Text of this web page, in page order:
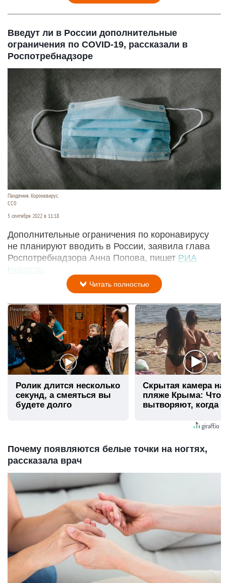
Введут ли в России дополнительные
ограничения по COVID-19, рассказали в
Роспотребнадзоре
Пандемия. Коронавирус.
СС0
5 сентября 2022 в 11:18
Дополнительные ограничения по коронавирусу
не планируют вводить в России, заявила глава
Роспотребнадзора Анна Попова, пишет РИА
Новости
Читать полностью
Ролик длится несколько
секунд, а смеяться вы
будете долго
Скрытая камера на
пляже Крыма: Что
вытворяют, когда
Почему появляются белые точки на ногтях,
рассказала врач